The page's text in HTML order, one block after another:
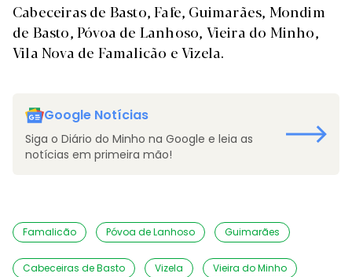
Cabeceiras de Basto, Fafe, Guimarães, Mondim
de Basto, Póvoa de Lanhoso, Vieira do Minho,
Vila Nova de Famalicão e Vizela.
Google Notícias
Siga o Diário do Minho na Google e leia as
notícias em primeira mão!
Famalicão Póvoa de Lanhoso Guimarães
Cabeceiras de Basto Vizela Vieira do Minho